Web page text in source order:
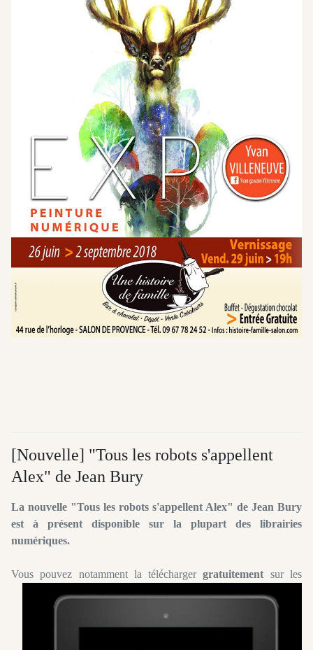
[Nouvelle] "Tous les robots s'appellent
Alex" de Jean Bury
La nouvelle "Tous les robots s'appellent Alex" de Jean Bury
est à présent disponible sur la plupart des librairies
numériques.
Vous pouvez notamment la téléchargergratuitement sur les